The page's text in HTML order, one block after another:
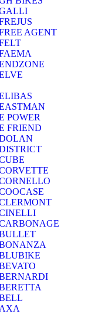
AGENT
POWER
FRIEND